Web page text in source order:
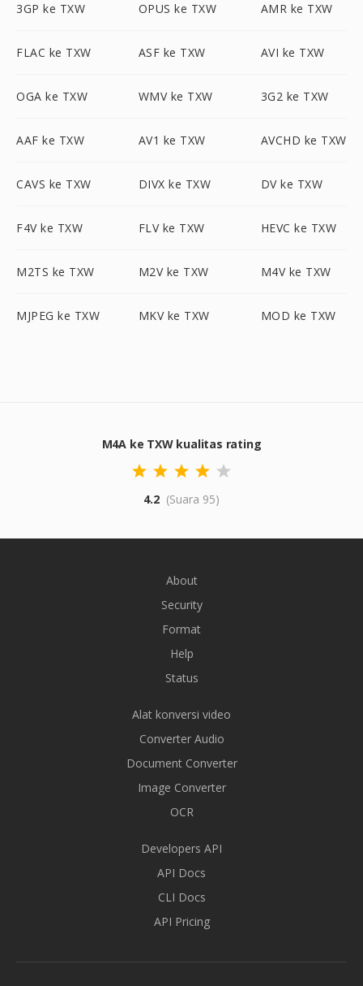
3GP ke TXW OPUS ke TXW AMR ke TXW
FLAC ke TXW ASF ke TXW AVI ke TXW
OGA ke TXW WMV ke TXW 3G2 ke TXW
AAF ke TXW AV1 ke TXW AVCHD ke TXW
CAVS ke TXW DIVX ke TXW DV ke TXW
F4V ke TXW FLV ke TXW HEVC ke TXW
M2TS ke TXW M2V ke TXW M4V ke TXW
MJPEG ke TXW MKV ke TXW MOD ke TXW
M4A ke TXW kualitas rating
4.2 (Suara 95)
About
Security
Format
Help
Status
Alat konversi video
Converter Audio
Document Converter
Image Converter
OCR
Developers API
API Docs
CLI Docs
API Pricing